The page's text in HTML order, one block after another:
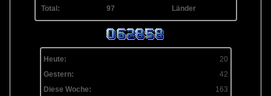
Total: 97 Länder
Heute:
20
Gestern:
42
Diese Woche:
163